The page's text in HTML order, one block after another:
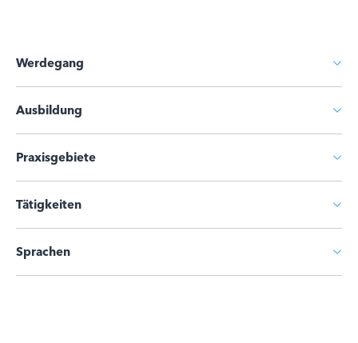
Werdegang
Ausbildung
Praxisgebiete
Tätigkeiten
Sprachen